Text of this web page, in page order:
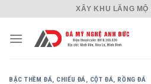
content
XÂY KHU LĂNG MỘ
BẬC THỀM ĐÁ, CHIẾU ĐÁ, CỘT ĐÁ, RỒNG ĐÁ